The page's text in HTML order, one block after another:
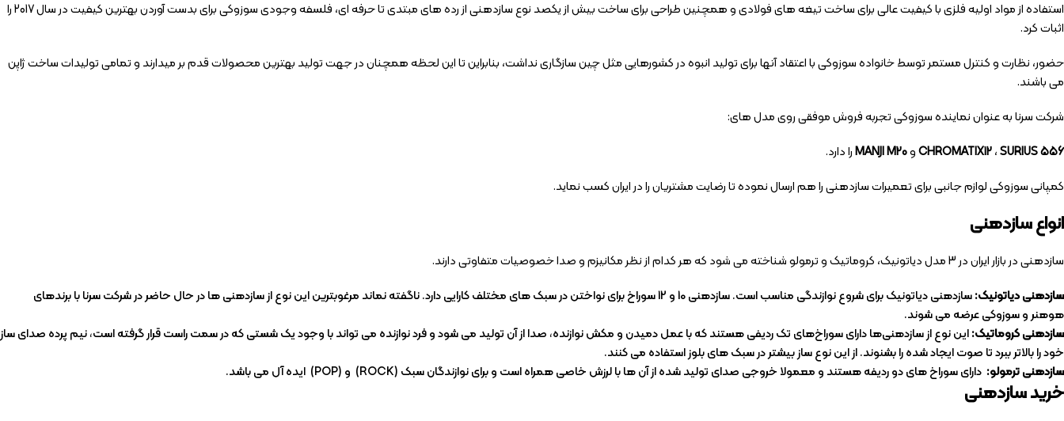
استفاده از مواد اولیه فلزی با کیفیت عالی برای ساخت تیغه های فولادی و همچنین طراحی برای ساخت بیش از یکصد نوع سازدهنی از رده های مبتدی تا حرفه ای، فلسفه وجودی سوزوکی برای بدست آوردن بهترین کیفیت در سال 2017 را
اثبات کرد.
حضور، نظارت و کنترل مستمر توسط خانواده سوزوکی با اعتقاد آنها برای تولید انبوه در کشورهایی مثل چین سازگاری نداشت، بنابراین تا این لحظه همچنان در جهت تولید بهترین محصولات قدم بر میدارند و تمامی تولیدات ساخت ژاپن
می باشند.
شرکت سرنا به عنوان نماینده سوزوکی تجربه فروش موفقی روی مدل های:
CHROMATIX12،SURIUS 556 وMANJI M20را دارد.
کمپانی سوزوکی لوازم جانبی برای تعمیرات سازدهنی را هم ارسال نموده تا رضایت مشتریان را در ایران کسب نماید.
انواع سازدهنی
سازدهنی در بازار ایران در 3 مدل دیاتونیک، کروماتیک و ترمولو شناخته می شود که هر کدام از نظر مکانیزم و صدا خصوصیات متفاوتی دارند.
سازدهنی دیاتونیک:
سازدهنی دیاتونیک برای شروع نوازندگی مناسب است. سازدهنی 10 و 12 سوراخ برای نواختن در سبک های مختلف کارایی دارد. ناگفته نماند مرغوبترین این نوع از سازدهنی ها در حال حاضر در شرکت سرنا با برندهای
هوهنر و سوزوکی عرضه می شوند.
سازدهنی کروماتیک:این نوع از سازدهنی‌ها دارای سوراخ‌های تک ردیفی هستند که با عمل دمیدن و مکش نوازنده، صدا از آن تولید می شود و فرد نوازنده می تواند با وجود یک شستی که در سمت راست قرار گرفته است، نیم پرده صدای ساز
خود را بالاتر ببرد تا صوت ایجاد شده را بشنوند. از این نوع ساز بیشتر در سبک های بلوز استفاده می کنند.
سازدهنی ترمولو: دارای سوراخ های دو ردیفه هستند و معمولا خروجی صدای تولید شده از آن ها با لرزش خاصی همراه است و برای نوازندگان سبک (ROCK) و (POP) ایده آل می باشد.
خرید سازدهنی